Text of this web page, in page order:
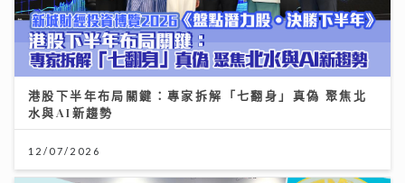
港股下半年布局關鍵：專家拆解「七翻身」真偽 聚焦北
水與AI新趨勢
12/07/2026